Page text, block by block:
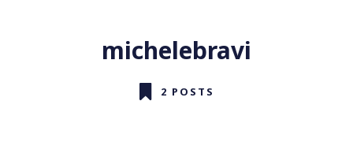
michelebravi
2 POSTS